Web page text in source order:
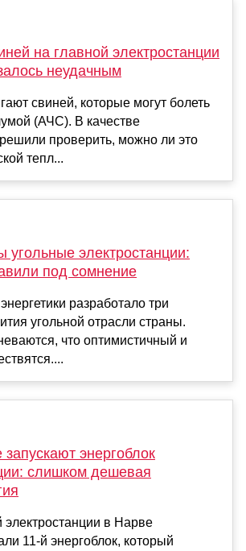
на главной электростанции
неудачным
свиней, которые могут болеть
(АЧС). В качестве
проверить, можно ли это
тепл...
угольные электростанции:
под сомнение
разработало три
угольной отрасли страны.
что оптимистичный и
энергоблок
слишком дешевая
электростанции в Нарве
11-й энергоблок, который